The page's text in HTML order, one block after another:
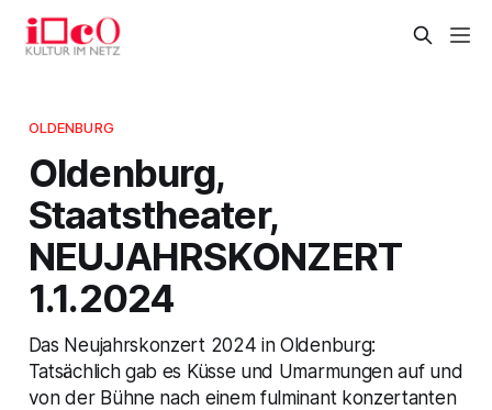
OLDENBURG
Oldenburg,
Staatstheater,
NEUJAHRSKONZERT
1.1.2024
Das Neujahrskonzert 2024 in Oldenburg:
Tatsächlich gab es Küsse und Umarmungen auf und
von der Bühne nach einem fulminant konzertanten